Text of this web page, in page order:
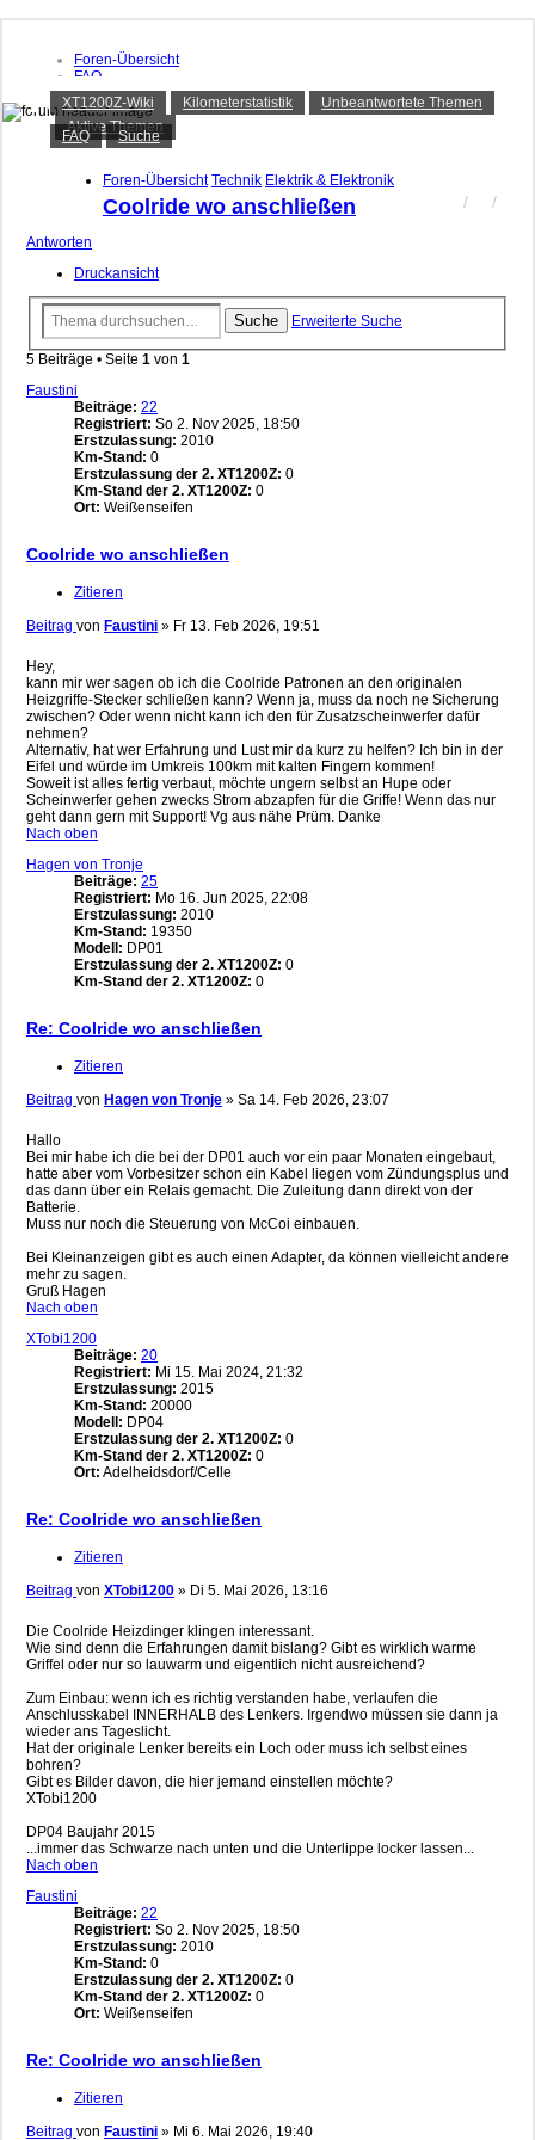
Foren-Übersicht
FAQ
Suche
Unbeantwortete Themen
Aktive Themen
Anmelden
Registrieren
XT1200Z-Wiki Kilometerstatistik
Unbeantwortete Themen
Aktive Themen
XT1200Z-Forum
Alles rund um die Yamaha XT1200Z Super Ténéré
FAQ Suche
Foren-Übersicht Technik Elektrik & Elektronik
Coolride wo anschließen
Antworten
Druckansicht
Suche Erweiterte Suche
5 Beiträge • Seite 1 von 1
Faustini
Beiträge: 22
Registriert: So 2. Nov 2025, 18:50
Erstzulassung: 2010
Km-Stand: 0
Erstzulassung der 2. XT1200Z: 0
Km-Stand der 2. XT1200Z: 0
Ort: Weißenseifen
Coolride wo anschließen
Zitieren
Beitrag von Faustini » Fr 13. Feb 2026, 19:51
Hey,
kann mir wer sagen ob ich die Coolride Patronen an den originalen
Heizgriffe-Stecker schließen kann? Wenn ja, muss da noch ne Sicherung
zwischen? Oder wenn nicht kann ich den für Zusatzscheinwerfer dafür
nehmen?
Alternativ, hat wer Erfahrung und Lust mir da kurz zu helfen? Ich bin in der
Eifel und würde im Umkreis 100km mit kalten Fingern kommen!
Soweit ist alles fertig verbaut, möchte ungern selbst an Hupe oder
Scheinwerfer gehen zwecks Strom abzapfen für die Griffe! Wenn das nur
geht dann gern mit Support! Vg aus nähe Prüm. Danke
Nach oben
Hagen von Tronje
Beiträge: 25
Registriert: Mo 16. Jun 2025, 22:08
Erstzulassung: 2010
Km-Stand: 19350
Modell: DP01
Erstzulassung der 2. XT1200Z: 0
Km-Stand der 2. XT1200Z: 0
Re: Coolride wo anschließen
Zitieren
Beitrag von Hagen von Tronje » Sa 14. Feb 2026, 23:07
Hallo
Bei mir habe ich die bei der DP01 auch vor ein paar Monaten eingebaut,
hatte aber vom Vorbesitzer schon ein Kabel liegen vom Zündungsplus und
das dann über ein Relais gemacht. Die Zuleitung dann direkt von der
Batterie.
Muss nur noch die Steuerung von McCoi einbauen.
Bei Kleinanzeigen gibt es auch einen Adapter, da können vielleicht andere
mehr zu sagen.
Gruß Hagen
Nach oben
XTobi1200
Beiträge: 20
Registriert: Mi 15. Mai 2024, 21:32
Erstzulassung: 2015
Km-Stand: 20000
Modell: DP04
Erstzulassung der 2. XT1200Z: 0
Km-Stand der 2. XT1200Z: 0
Ort: Adelheidsdorf/Celle
Re: Coolride wo anschließen
Zitieren
Beitrag von XTobi1200 » Di 5. Mai 2026, 13:16
Die Coolride Heizdinger klingen interessant.
Wie sind denn die Erfahrungen damit bislang? Gibt es wirklich warme
Griffel oder nur so lauwarm und eigentlich nicht ausreichend?
Zum Einbau: wenn ich es richtig verstanden habe, verlaufen die
Anschlusskabel INNERHALB des Lenkers. Irgendwo müssen sie dann ja
wieder ans Tageslicht.
Hat der originale Lenker bereits ein Loch oder muss ich selbst eines
bohren?
Gibt es Bilder davon, die hier jemand einstellen möchte?
XTobi1200
DP04 Baujahr 2015
...immer das Schwarze nach unten und die Unterlippe locker lassen...
Nach oben
Faustini
Beiträge: 22
Registriert: So 2. Nov 2025, 18:50
Erstzulassung: 2010
Km-Stand: 0
Erstzulassung der 2. XT1200Z: 0
Km-Stand der 2. XT1200Z: 0
Ort: Weißenseifen
Re: Coolride wo anschließen
Zitieren
Beitrag von Faustini » Mi 6. Mai 2026, 19:40